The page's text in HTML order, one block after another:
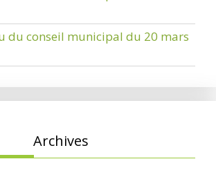
du conseil municipal du 20 mars
Archives